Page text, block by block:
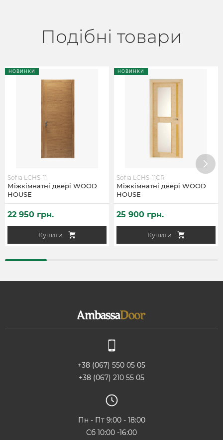
Подібні товари
НОВИНКИ
Міжкімнатні двері WOOD
HOUSE
Sofia LCHS-11
Купити
22 950 грн.
НОВИНКИ
Міжкімнатні двері WOOD
HOUSE
Sofia LCHS-11CR
Купити
25 900 грн.
+38 (067) 550 05 05
+38 (067) 210 55 05
Пн - Пт 9:00 - 18:00
Сб 10:00 -16:00